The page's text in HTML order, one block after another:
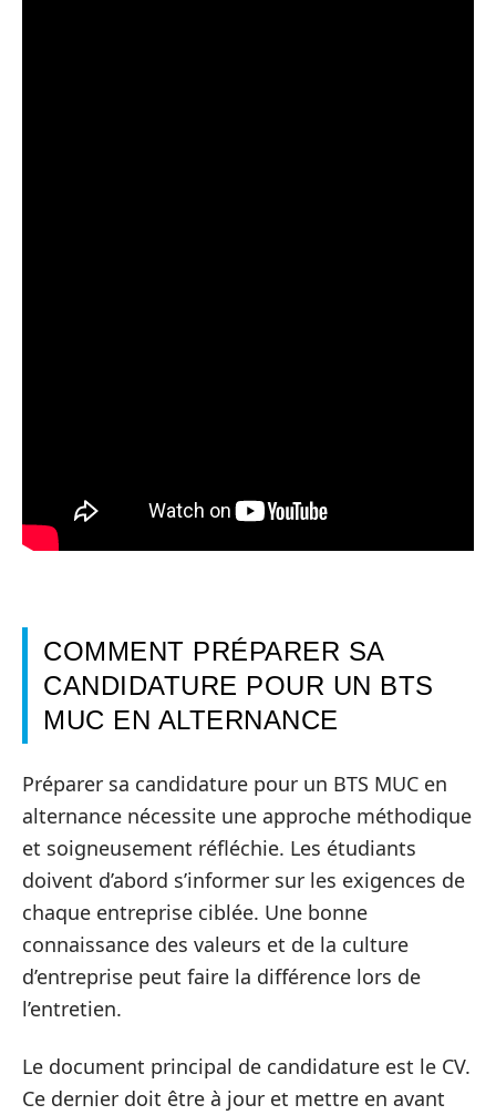
COMMENT PRÉPARER SA
CANDIDATURE POUR UN BTS
MUC EN ALTERNANCE
Préparer sa candidature pour un BTS MUC en
alternance nécessite une approche méthodique
et soigneusement réfléchie. Les étudiants
doivent d’abord s’informer sur les exigences de
chaque entreprise ciblée. Une bonne
connaissance des valeurs et de la culture
d’entreprise peut faire la différence lors de
l’entretien.
Le document principal de candidature est le CV.
Ce dernier doit être à jour et mettre en avant